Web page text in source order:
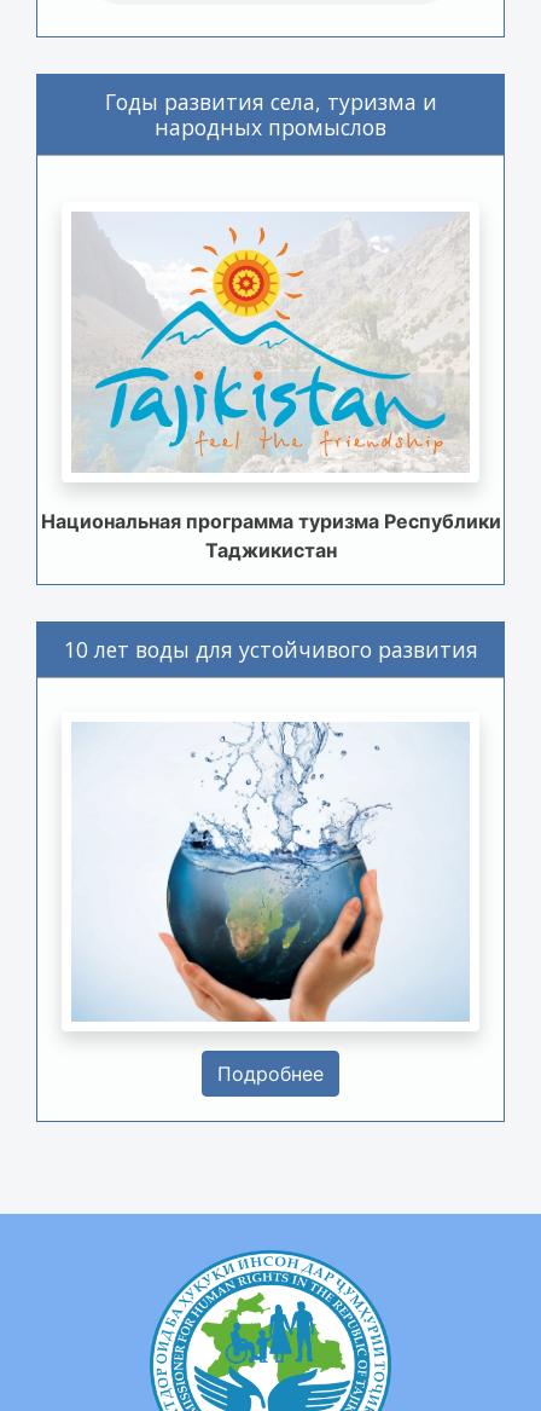
Годы развития села, туризма и
народных промыслов
Национальная программа туризма Республики
Таджикистан
10 лет воды для устойчивого развития
Подробнее